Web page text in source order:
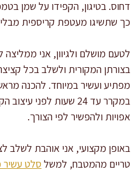
כך שתשיגו מעטפת קריספית
לטעם מושלם ולגיוון, אני
בצורתן המקורית ולשלב בכל
מפתיע ועשיר במיוחד. להכנה
במקרר עד 24 שעות לפני
אפויות ולהפשיר לפי הצורך.
באופן מקצועי, אני אוהבת
טריים מהמטבח, למשל סלט עשיר